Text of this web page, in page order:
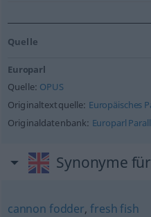
Quelle
Europarl
Quelle: OPUS
Originaltextquelle: Europäisches
Originaldatenbank: Europarl
Synonyme
cannon fodder,fresh fish